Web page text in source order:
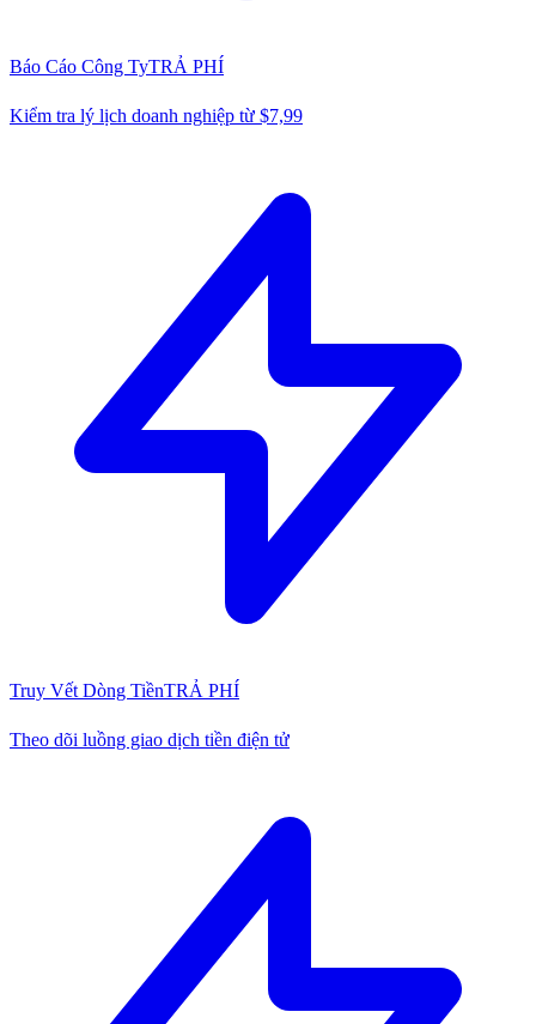
Báo Cáo Công TyTRẢ PHÍ
Kiểm tra lý lịch doanh nghiệp từ $7,99
Truy Vết Dòng TiềnTRẢ PHÍ
Theo dõi luồng giao dịch tiền điện tử